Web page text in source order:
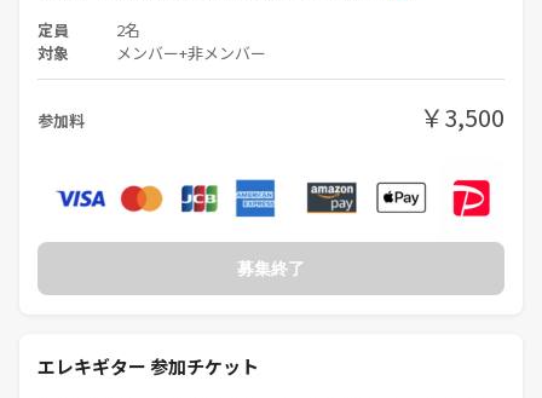
定員 2名
対象
メンバー+非メンバー
参加料 ￥3,500
募集終了
エレキギター 参加チケット